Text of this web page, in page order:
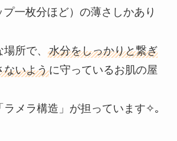
一枚分ほど）の薄さしかあり
所で、
水分をしっかりと繋ぎ
ないように守っているお肌の屋
ラメラ構造」が担っています✧｡